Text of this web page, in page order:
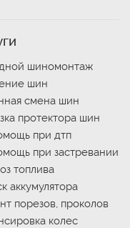
шиномонтаж
шин
смена шин
протектора шин
при дтп
при застревании
топлива
аккумулятора
порезов, проколов
колес